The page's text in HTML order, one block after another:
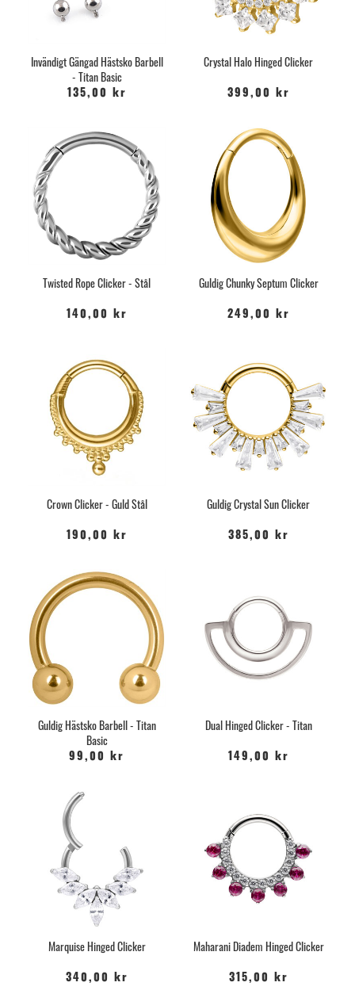
Invändigt Gängad Hästsko Barbell
- Titan Basic
135,00 kr
Crystal Halo Hinged Clicker
399,00 kr
Twisted Rope Clicker - Stål
140,00 kr
Guldig Chunky Septum Clicker
249,00 kr
Crown Clicker - Guld Stål
190,00 kr
Guldig Crystal Sun Clicker
385,00 kr
Guldig Hästsko Barbell - Titan
Basic
99,00 kr
Dual Hinged Clicker - Titan
149,00 kr
Marquise Hinged Clicker
340,00 kr
Maharani Diadem Hinged Clicker
315,00 kr